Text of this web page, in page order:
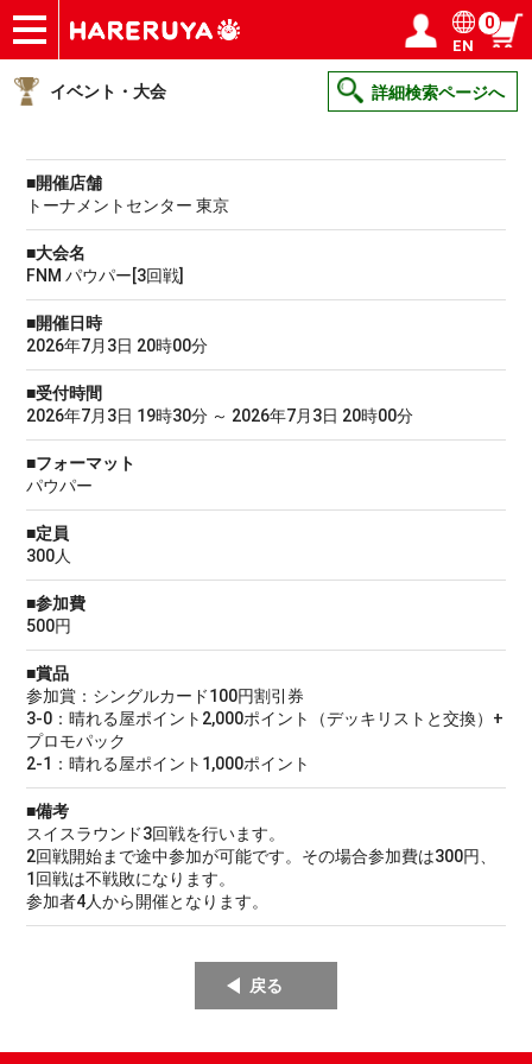
ショップ
買取
記事
デッキ検索
デッキ構築
選手一覧
店舗一覧
イベント
ヘルプ
お問い合わせ ログイン／会員登録
EN
0
イベント・大会 詳細検索ページへ
■開催店舗
トーナメントセンター 東京
■大会名
FNM パウパー[3回戦]
■開催日時
2026年7月3日 20時00分
■受付時間
2026年7月3日 19時30分 ～ 2026年7月3日 20時00分
■フォーマット
パウパー
■定員
300人
■参加費
500円
■賞品
参加賞：シングルカード100円割引券
3-0：晴れる屋ポイント2,000ポイント（デッキリストと交換）+
プロモパック
2-1：晴れる屋ポイント1,000ポイント
■備考
スイスラウンド3回戦を行います。
2回戦開始まで途中参加が可能です。その場合参加費は300円、
1回戦は不戦敗になります。
参加者4人から開催となります。
戻る